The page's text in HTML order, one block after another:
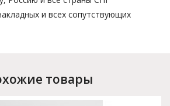
и всех сопутствующих
товары